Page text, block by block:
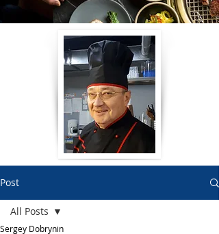
Post
All Posts
Sergey Dobrynin